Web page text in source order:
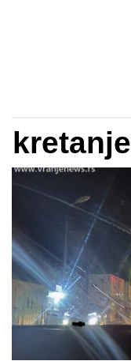
kretanje